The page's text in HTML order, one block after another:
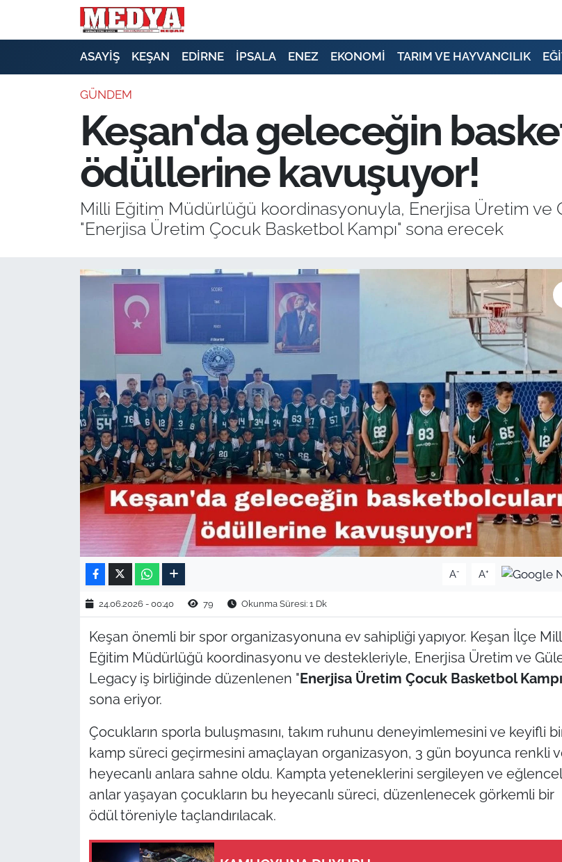
ASAYİŞ KEŞAN EDİRNE İPSALA ENEZ EKONOMİ TARIM VE HAYVANCILIK
GÜNDEM
Keşan'da geleceğin
ödüllerine kavuşuyor!
Milli Eğitim Müdürlüğü koordinasyonuyla, Enerjisa Üretim
"Enerjisa Üretim Çocuk Basketbol Kampı" sona erecek
A- A+
24.06.2026 - 00:40 79 Okunma Süresi: 1 Dk
Keşan önemli bir spor organizasyonuna ev sahipliği yapıyor. Keşan İlçe
Eğitim Müdürlüğü koordinasyonu ve destekleriyle, Enerjisa Üretim ve
Legacy iş birliğinde düzenlenen "Enerjisa Üretim Çocuk Basketbol Kampı
sona eriyor.
Çocukların sporla buluşmasını, takım ruhunu deneyimlemesini ve keyifli
kamp süreci geçirmesini amaçlayan organizasyon, 3 gün boyunca renkli
heyecanlı anlara sahne oldu. Kampta yeteneklerini sergileyen ve
anlar yaşayan çocukların bu heyecanlı süreci, düzenlenecek görkemli bir
ödül töreniyle taçlandırılacak.
E-GAZETE
SİYASET
EKONOMİ
SAĞLIK
TARIM VE HAYVANCILIK
KÜLTÜR SANAT
RESMİ İLAN
EDİRNE
TEKİRDAĞ
KIRKLARELİ
ÇANAKKALE
TÜRKİYE